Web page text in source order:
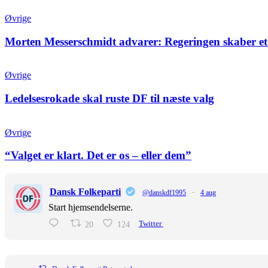
Øvrige
Morten Messerschmidt advarer: Regeringen skaber
Øvrige
Ledelsesrokade skal ruste DF til næste valg
Øvrige
“Valget er klart. Det er os – eller dem”
Dansk Folkeparti @danskdf1995 · 4 aug
Start hjemsendelserne.
20 124 Twitter